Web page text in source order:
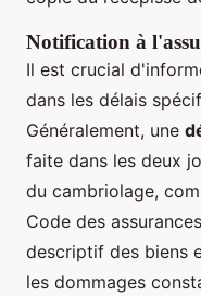
Notification à
Il est crucial
dans les délais
Généralement, une
faite dans les deux
du cambriolage,
Code des
descriptif des biens
les dommages